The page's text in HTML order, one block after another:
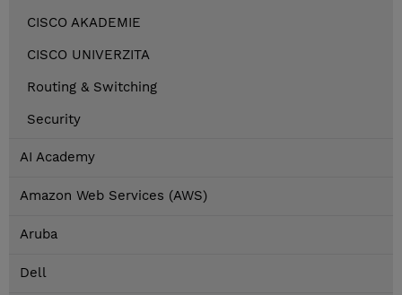
CISCO AKADEMIE
CISCO UNIVERZITA
Routing & Switching
Security
AI Academy
Amazon Web Services (AWS)
Aruba
Dell